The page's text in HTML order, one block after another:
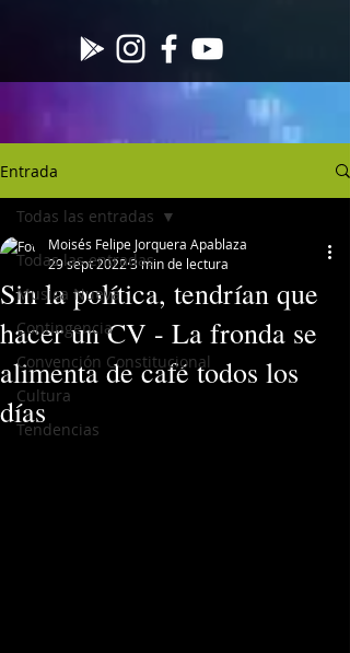
Entrada
Todas las entradas
Musica Nueva
Contingencia
Convención Constitucional
Cultura
Tendencias
Todas las entradas
Sin la política, tendrían que
hacer un CV - La fronda se
alimenta de café todos los
días
Moisés Felipe Jorquera Apablaza
29 sept 20223 min de lectura